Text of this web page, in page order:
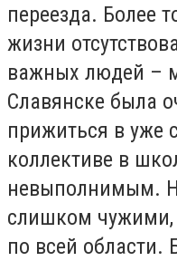
переезда. Более
жизни
важных людей –
Славянске была
прижиться в уже
коллективе в
невыполнимым.
слишком чужими,
по всей области.